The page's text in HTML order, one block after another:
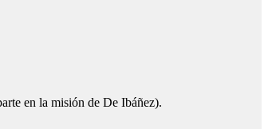
en la misión de De Ibáñez).